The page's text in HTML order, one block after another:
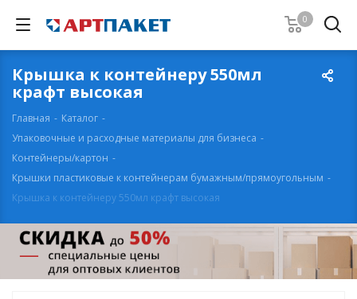
0
Крышка к контейнеру 550мл
крафт высокая
Главная - Каталог -
Упаковочные и расходные материалы для бизнеса -
Контейнеры/картон -
Крышки пластиковые к контейнерам бумажным/прямоугольным -
Крышка к контейнеру 550мл крафт высокая